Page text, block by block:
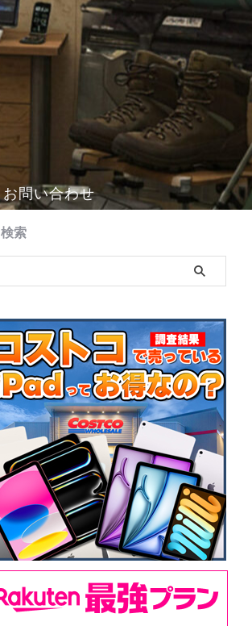
お問い合わせ
検索